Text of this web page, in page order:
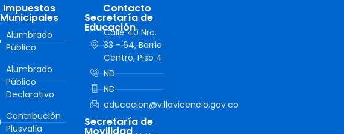
Impuestos
Municipales
Alumbrado
Público
Alumbrado
Público
Declarativo
Contribución
Plusvalía
Contacto
Secretaría de
Educación
Calle 40 Nro.
33 - 64, Barrio
Centro, Piso 4
ND
ND
educacion@villavicencio.gov.co
Secretaría de
Movilidad